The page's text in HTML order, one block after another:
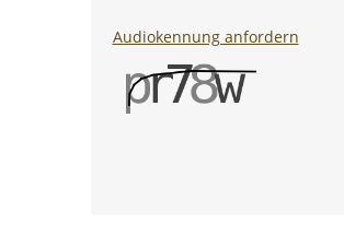
Audiokennung anfordern